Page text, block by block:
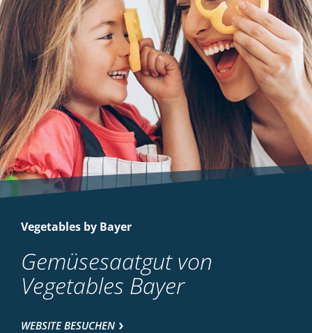
Vegetables by Bayer
Gemüsesaatgut von
Vegetables Bayer
WEBSITE BESUCHEN